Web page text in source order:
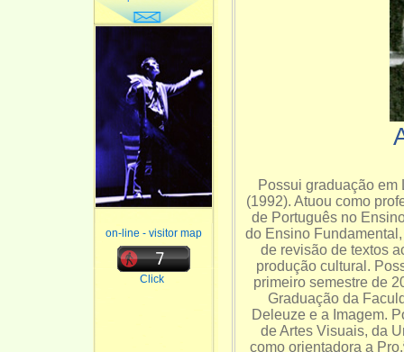
on-line - visitor map
Click
Possui graduação
(1992). Atuou como
de Português no
do Ensino
de revisão de textos
produção cultural.
primeiro semestre de
Graduação da
Deleuze e a Imagem.
de Artes Visuais, da
como orientadora a